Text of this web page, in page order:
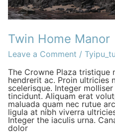
Twin Home Manor
Leave a Comment /
The Crowne Plaza tristique
hendrerit ac. Proin ultricies
scelerisque. Integer
tincidunt. Aliquam erat
maluada quam nec rutue
ligula at nibh viverra
Integer the iaculis urna.
dolor